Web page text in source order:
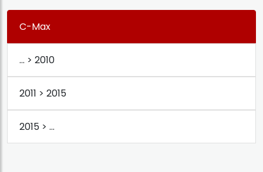
C-Max
... > 2010
2011 > 2015
2015 > ...